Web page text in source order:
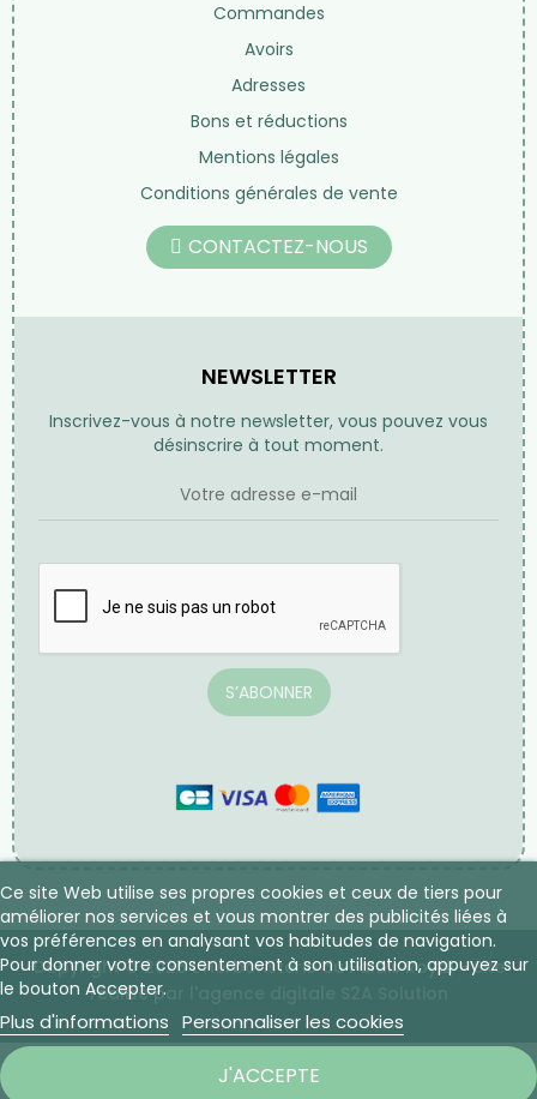
Ce site Web utilise ses propres cookies et ceux de tiers pour
améliorer nos services et vous montrer des publicités liées à
vos préférences en analysant vos habitudes de navigation.
Pour donner votre consentement à son utilisation, appuyez sur
le bouton Accepter.
Plus d'informations Personnaliser les cookies
J'ACCEPTE
Commandes
Avoirs
Adresses
Bons et réductions
Mentions légales
Conditions générales de vente
CONTACTEZ-NOUS
NEWSLETTER
Inscrivez-vous à notre newsletter, vous pouvez vous
désinscrire à tout moment.
S’ABONNER
Copyright © 2025 L'Herboristerie du Palais Royal - Site
réalisé par l'agence digitale S2A Solution